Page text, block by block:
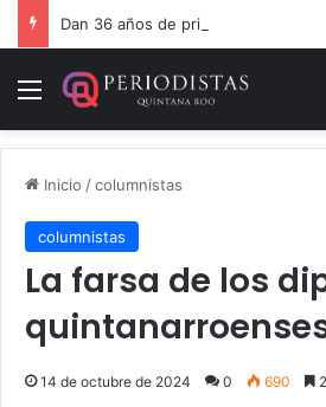
Menú
Inicio /columnistas
columnistas
La farsa de los
14 de octubre de 2024 0 690